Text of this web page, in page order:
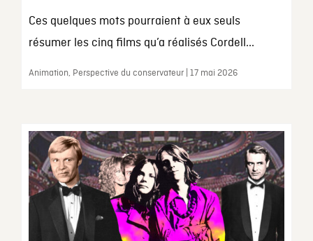
Ces quelques mots pourraient à eux seuls
résumer les cinq films qu’a réalisés Cordell...
Animation, Perspective du conservateur | 17 mai 2026